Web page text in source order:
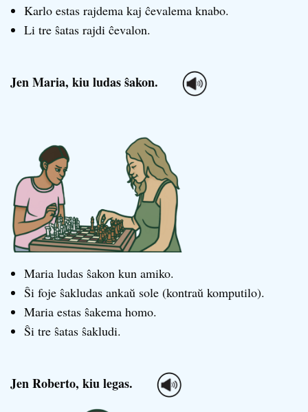
Karlo estas rajdema kaj ĉevalema knabo.
Li tre ŝatas rajdi ĉevalon.
Jen Maria, kiu ludas ŝakon.
Maria ludas ŝakon kun amiko.
Ŝi foje ŝakludas ankaŭ sole (kontraŭ komputilo).
Maria estas ŝakema homo.
Ŝi tre ŝatas ŝakludi.
Jen Roberto, kiu legas.